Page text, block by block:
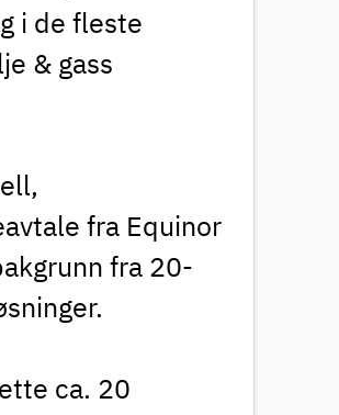
i de fleste
& gass
fra Equinor
fra 20-
ca. 20